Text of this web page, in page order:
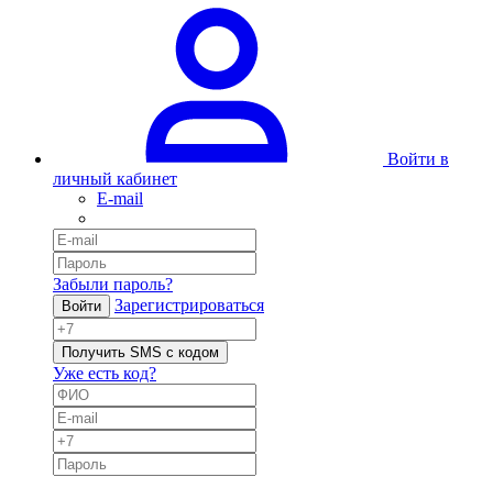
Войти в
личный кабинет
E-mail
Забыли пароль?
Войти Зарегистрироваться
Получить SMS с кодом
Уже есть код?